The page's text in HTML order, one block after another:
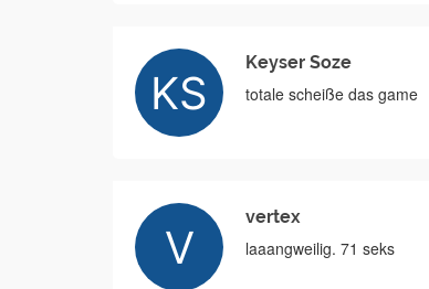
Keyser Soze
totale scheiße das game
vertex
laaangweilig. 71 seks